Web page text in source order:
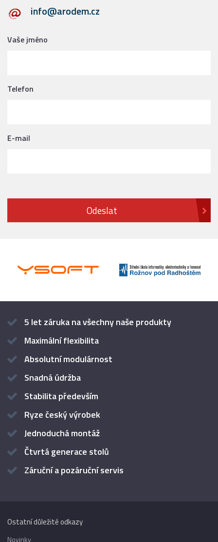
info@arodem.cz
Vaše jméno
Telefon
E-mail
5 let záruka na všechny naše produkty
Maximální flexibilita
Absolutní modulárnost
Snadná údržba
Stabilita především
Ryze český výrobek
Jednoduchá montáž
Čtvrtá generace stolů
Záruční a pozáruční servis
Ostatní důležité odkazy
Novinky